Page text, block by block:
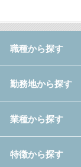
職種から探す
勤務地から探す
業種から探す
特徴から探す